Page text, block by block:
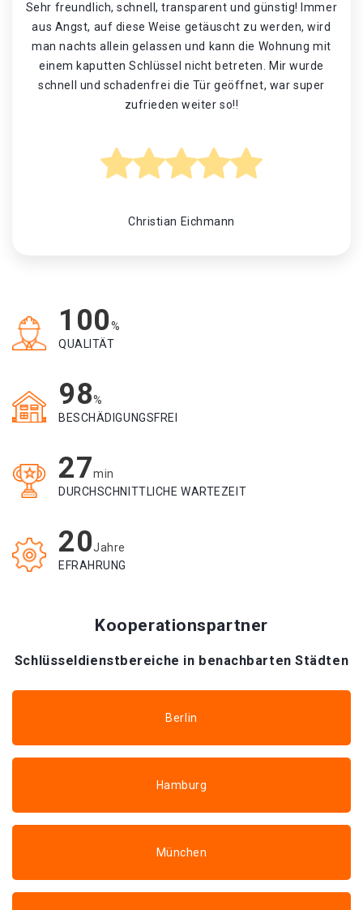
Sehr freundlich, schnell, transparent und günstig! Immer
aus Angst, auf diese Weise getäuscht zu werden, wird
man nachts allein gelassen und kann die Wohnung mit
einem kaputten Schlüssel nicht betreten. Mir wurde
schnell und schadenfrei die Tür geöffnet, war super
zufrieden weiter so!!
Christian Eichmann
100%
QUALITÄT
98%
BESCHÄDIGUNGSFREI
27min
DURCHSCHNITTLICHE WARTEZEIT
20Jahre
EFRAHRUNG
Kooperationspartner
Schlüsseldienstbereiche in benachbarten Städten
Berlin
Hamburg
München